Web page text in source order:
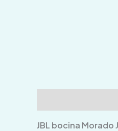
JBL bocina Morado